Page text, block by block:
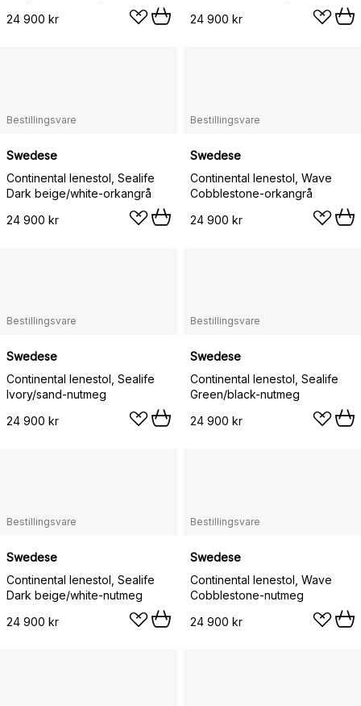
24 900 kr
24 900 kr
Bestillingsvare
Swedese
Continental lenestol, Sealife
Dark beige/white-orkangrå
24 900 kr
Bestillingsvare
Swedese
Continental lenestol, Wave
Cobblestone-orkangrå
24 900 kr
Bestillingsvare
Swedese
Continental lenestol, Sealife
Ivory/sand-nutmeg
24 900 kr
Bestillingsvare
Swedese
Continental lenestol, Sealife
Green/black-nutmeg
24 900 kr
Bestillingsvare
Swedese
Continental lenestol, Sealife
Dark beige/white-nutmeg
24 900 kr
Bestillingsvare
Swedese
Continental lenestol, Wave
Cobblestone-nutmeg
24 900 kr